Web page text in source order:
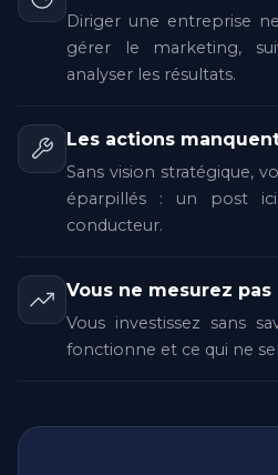
Diriger une entreprise
gérer le marketing,
analyser les résultats.
Les actions
Sans vision stratégique,
éparpillés : un post
conducteur.
Vous ne mesurez pas
Vous investissez sans
fonctionne et ce qui ne